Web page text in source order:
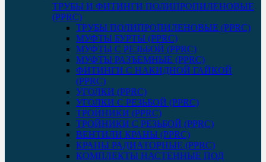
ТРУБЫ И ФИТИНГИ ПОЛИПРОПИЛЕНОВЫЕ
(PPRC)
ТРУБЫ ПОЛИПРОПИЛЕНОВЫЕ (PPRC)
МУФТЫ БУРТЫ (PPRC)
МУФТЫ C РЕЗЬБОЙ (PPRC)
МУФТЫ РАЗЪЕМНЫЕ (PPRC)
ФИТИНГИ С НАКИДНОЙ ГАЙКОЙ
(PPRC)
УГОЛКИ (PPRC)
УГОЛКИ С РЕЗЬБОЙ (PPRC)
ТРОЙНИКИ (PPRC)
ТРОЙНИКИ С РЕЗЬБОЙ (PPRC)
ВЕНТИЛИ КРАНЫ (PPRC)
КРАНЫ РАДИАТОРНЫЕ (PPRC)
КОМПЛЕКТЫ НАСТЕННЫЕ ПОД